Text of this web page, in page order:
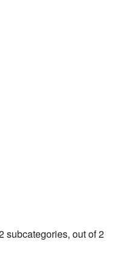
subcategories, out of 2